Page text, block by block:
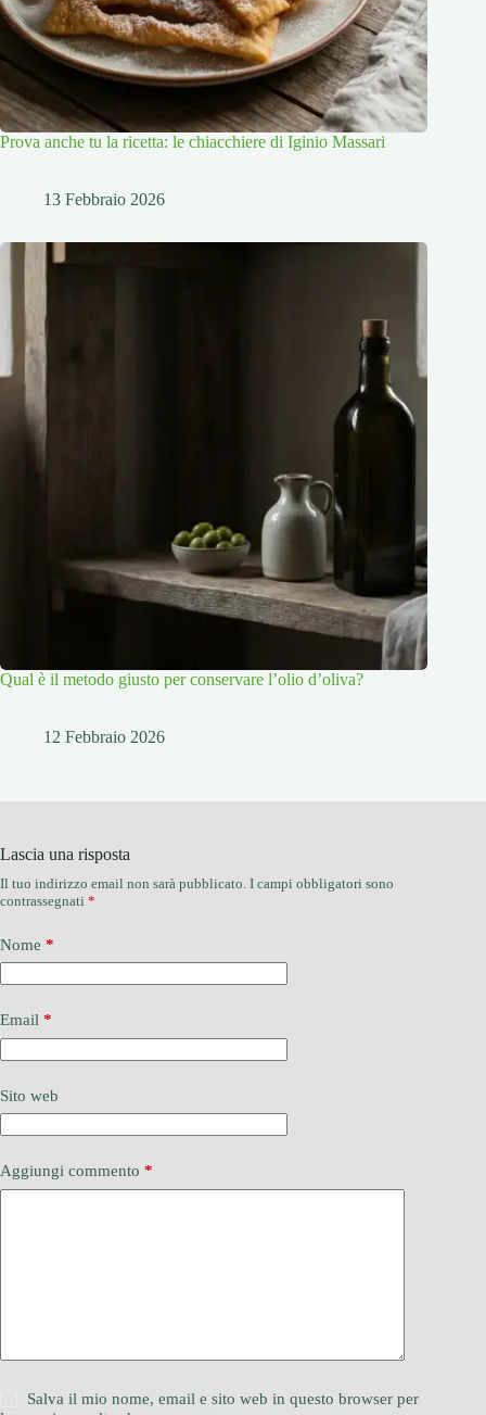
Prova anche tu la ricetta: le chiacchiere di Iginio Massari
13 Febbraio 2026
Qual è il metodo giusto per conservare l’olio d’oliva?
12 Febbraio 2026
Lascia una risposta
Il tuo indirizzo email non sarà pubblicato. I campi obbligatori sono
contrassegnati *
Nome *
Email *
Sito web
Aggiungi commento *
Salva il mio nome, email e sito web in questo browser per